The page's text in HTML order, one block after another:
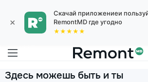
×
Скачай приложениеи
RemontMD где угодно
★★★★★
Здесь можешь быть и ты